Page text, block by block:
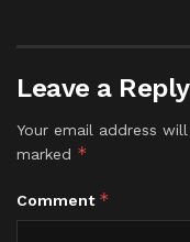
Leave a Reply
Your email address
marked *
Comment *